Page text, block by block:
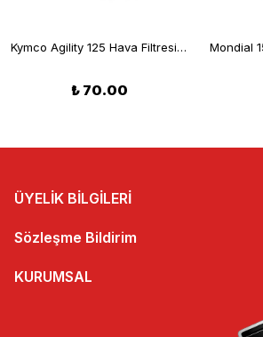
Kymco Agility 125 Hava Filtresi Kare
₺ 70.00
ÜYELİK BİLGİLERİ
Sözleşme Bildirim
KURUMSAL